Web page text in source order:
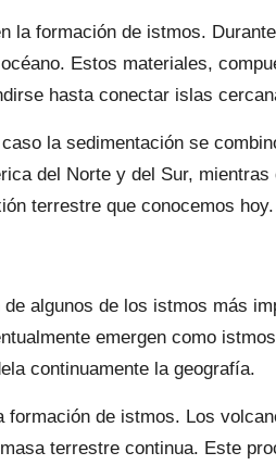
la formación de istmos.
Estos materiales,
hasta conectar islas
la sedimentación se
del Norte y del Sur,
terrestre que conocemos hoy.
algunos de los istmos más
emergen como
continuamente la geografía.
de istmos. Los
terrestre continua. Este